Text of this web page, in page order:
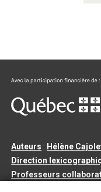
Auteurs : Hélène
Direction
Professeurs